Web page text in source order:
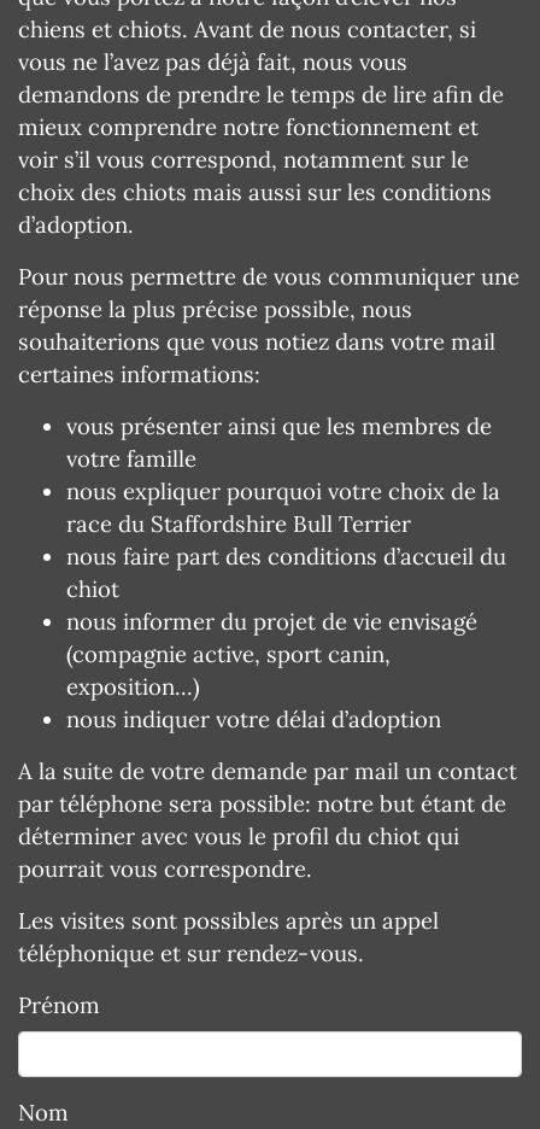
chiens et chiots. Avant de nous contacter, si
vous ne l’avez pas déjà fait, nous vous
demandons de prendre le temps de lire afin de
mieux comprendre notre fonctionnement et
voir s’il vous correspond, notamment sur le
choix des chiots mais aussi sur les conditions
d’adoption.
Pour nous permettre de vous communiquer une
réponse la plus précise possible, nous
souhaiterions que vous notiez dans votre mail
certaines informations:
vous présenter ainsi que les membres de
votre famille
nous expliquer pourquoi votre choix de la
race du Staffordshire Bull Terrier
nous faire part des conditions d’accueil du
chiot
nous informer du projet de vie envisagé
(compagnie active, sport canin,
exposition…)
nous indiquer votre délai d’adoption
A la suite de votre demande par mail un contact
par téléphone sera possible: notre but étant de
déterminer avec vous le profil du chiot qui
pourrait vous correspondre.
Les visites sont possibles après un appel
téléphonique et sur rendez-vous.
Prénom
Nom